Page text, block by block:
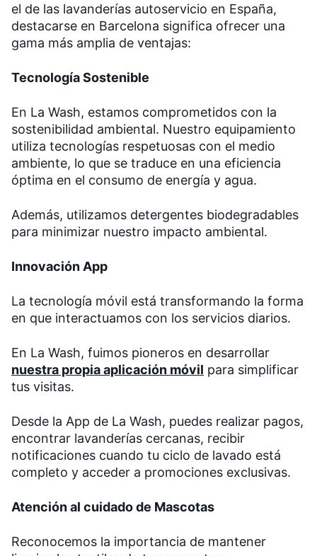
el de las lavanderías autoservicio en España,
destacarse en Barcelona significa ofrecer una
gama más amplia de ventajas:
Tecnología Sostenible
En La Wash, estamos comprometidos con la
sostenibilidad ambiental. Nuestro equipamiento
utiliza tecnologías respetuosas con el medio
ambiente, lo que se traduce en una eficiencia
óptima en el consumo de energía y agua.
Además, utilizamos detergentes biodegradables
para minimizar nuestro impacto ambiental.
Innovación App
La tecnología móvil está transformando la forma
en que interactuamos con los servicios diarios.
En La Wash, fuimos pioneros en desarrollar
nuestra propia aplicación móvil para simplificar
tus visitas.
Desde la App de La Wash, puedes realizar pagos,
encontrar lavanderías cercanas, recibir
notificaciones cuando tu ciclo de lavado está
completo y acceder a promociones exclusivas.
Atención al cuidado de Mascotas
Reconocemos la importancia de mantener